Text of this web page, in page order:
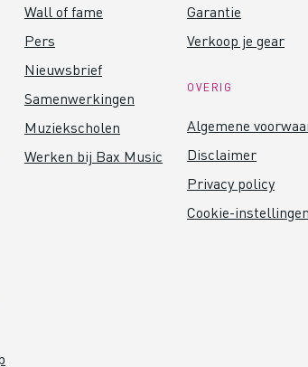
Wall of fame
Pers
Nieuwsbrief
Samenwerkingen
Muziekscholen
Werken bij Bax Music
Garantie
Verkoop je gear
OVERIG
Algemene
Disclaimer
Privacy policy
Cookie-instellingen